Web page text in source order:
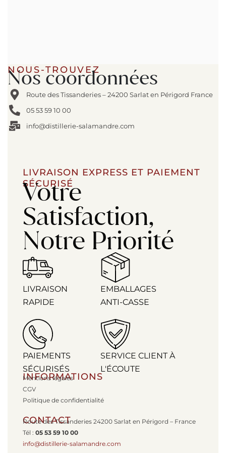
NOUS-TROUVEZ
Nos coordonnées
Route des Tissanderies – 24200 Sarlat en Périgord France
05 53 59 10 00
info@distillerie-salamandre.com
LIVRAISON EXPRESS ET PAIEMENT
SÉCURISÉ
Votre
Satisfaction,
Notre Priorité
LIVRAISON
RAPIDE
EMBALLAGES
ANTI-CASSE
PAIEMENTS
SÉCURISÉS
SERVICE CLIENT À
L'ÉCOUTE
INFORMATIONS
Mentions légales
CGV
Politique de confidentialité
CONTACT
Route des Tissanderies 24200 Sarlat en Périgord – France
Tél : 05 53 59 10 00
info@distillerie-salamandre.com